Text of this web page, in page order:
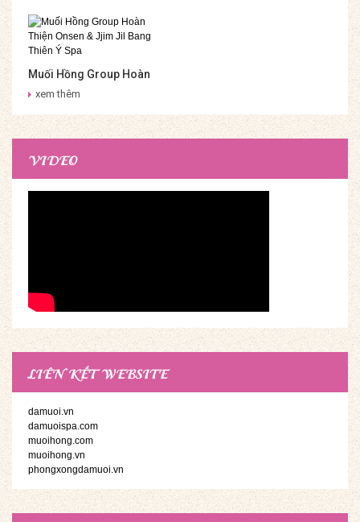
Muối Hồng Group Hoàn
Thiện Onsen & Jjim Jil
xem thêm
VIDEO
LIÊN KẾT WEBSITE
damuoi.vn
damuoispa.com
muoihong.com
muoihong.vn
phongxongdamuoi.vn